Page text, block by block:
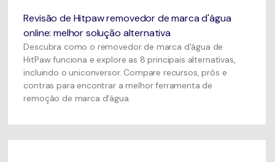
Revisão de Hitpaw removedor de marca d'água
online: melhor solução alternativa
Descubra como o removedor de marca d'água de
HitPaw funciona e explore as 8 principais alternativas,
incluindo o uniconversor. Compare recursos, prós e
contras para encontrar a melhor ferramenta de
remoção de marca d'água.